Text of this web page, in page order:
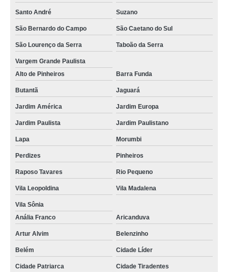
Santo André Suzano
São Bernardo do Campo São Caetano do Sul
São Lourenço da Serra Taboão da Serra
Vargem Grande Paulista
Alto de Pinheiros
Barra Funda
Butantã Jaguará
Jardim América Jardim Europa
Jardim Paulista Jardim Paulistano
Lapa Morumbi
Perdizes Pinheiros
Raposo Tavares Rio Pequeno
Vila Leopoldina Vila Madalena
Vila Sônia
Anália Franco
Aricanduva
Artur Alvim Belenzinho
Belém Cidade Líder
Cidade Patriarca Cidade Tiradentes